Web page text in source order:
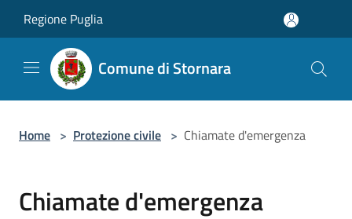
Regione Puglia
Comune di Stornara
Home > Protezione civile > Chiamate d'emergenza
Chiamate d'emergenza